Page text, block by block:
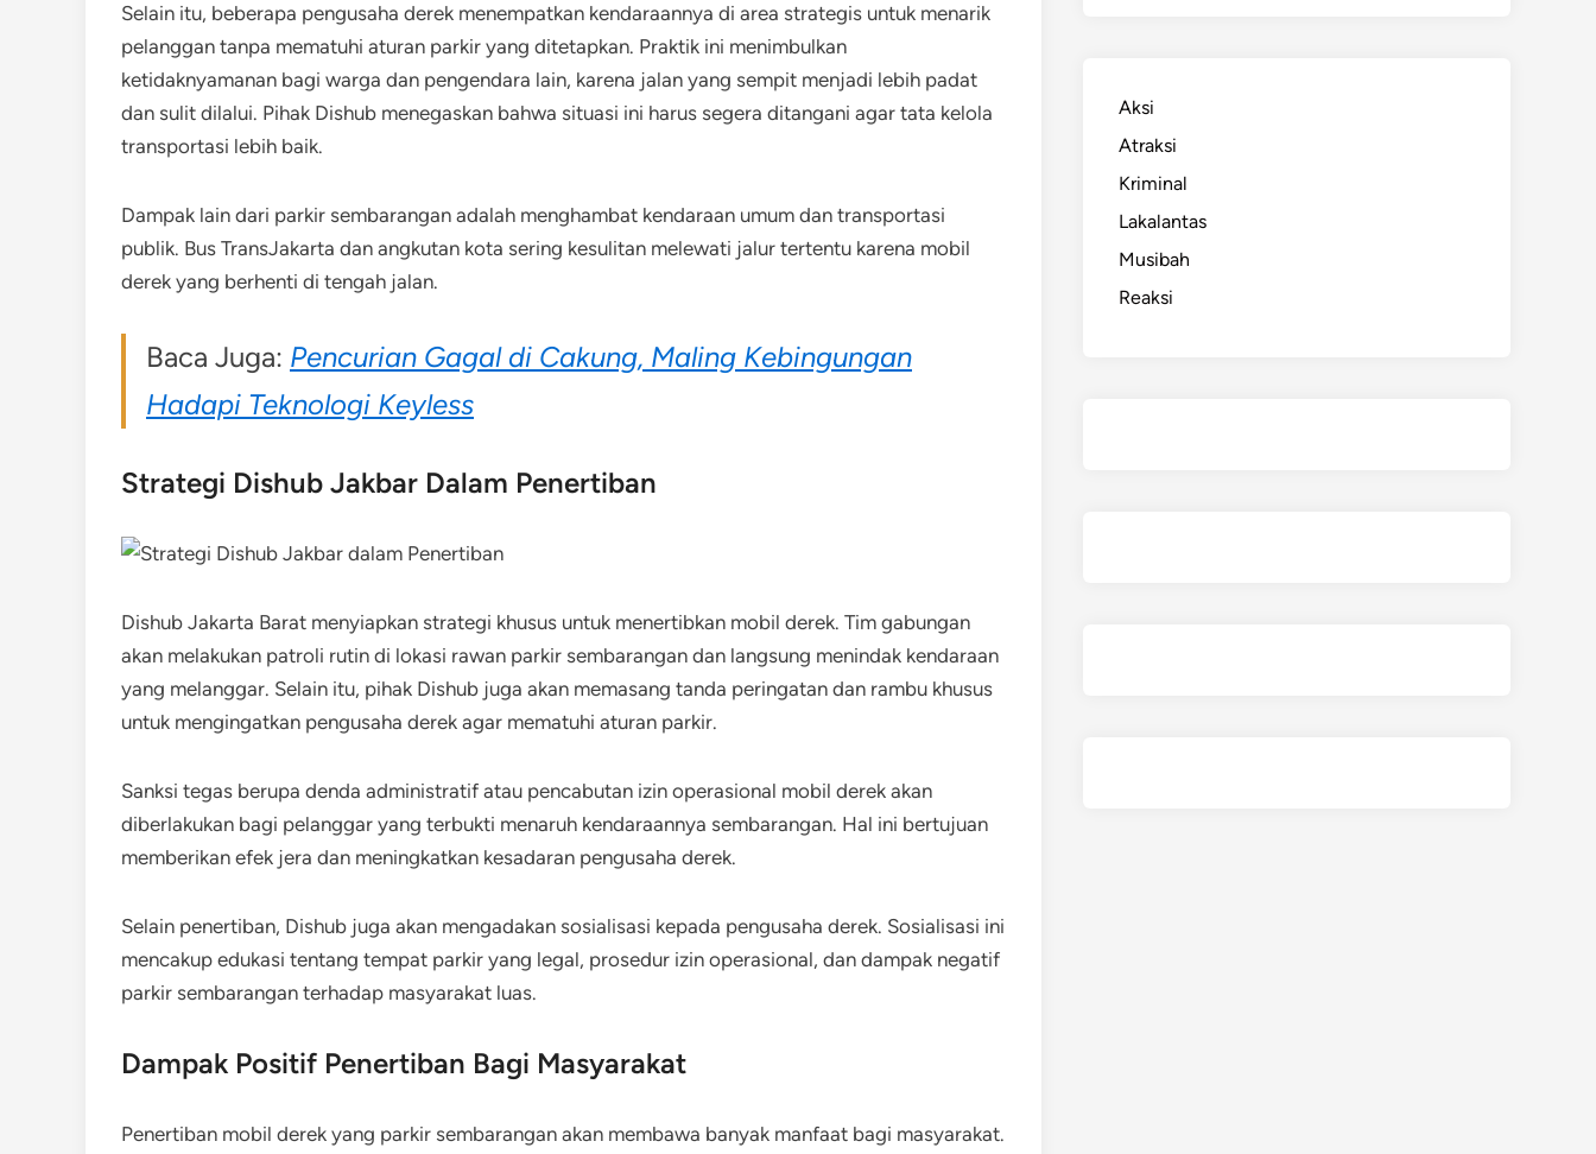
Selain itu, beberapa pengusaha derek menempatkan kendaraannya di area strategis untuk menarik
pelanggan tanpa mematuhi aturan parkir yang ditetapkan. Praktik ini menimbulkan
ketidaknyamanan bagi warga dan pengendara lain, karena jalan yang sempit menjadi lebih padat
dan sulit dilalui. Pihak Dishub menegaskan bahwa situasi ini harus segera ditangani agar tata kelola
transportasi lebih baik.
Dampak lain dari parkir sembarangan adalah menghambat kendaraan umum dan transportasi
publik. Bus TransJakarta dan angkutan kota sering kesulitan melewati jalur tertentu karena mobil
derek yang berhenti di tengah jalan.
Baca Juga: Pencurian Gagal di Cakung, Maling Kebingungan
Hadapi Teknologi Keyless
Strategi Dishub Jakbar Dalam Penertiban
Dishub Jakarta Barat menyiapkan strategi khusus untuk menertibkan mobil derek. Tim gabungan
akan melakukan patroli rutin di lokasi rawan parkir sembarangan dan langsung menindak kendaraan
yang melanggar. Selain itu, pihak Dishub juga akan memasang tanda peringatan dan rambu khusus
untuk mengingatkan pengusaha derek agar mematuhi aturan parkir.
Sanksi tegas berupa denda administratif atau pencabutan izin operasional mobil derek akan
diberlakukan bagi pelanggar yang terbukti menaruh kendaraannya sembarangan. Hal ini bertujuan
memberikan efek jera dan meningkatkan kesadaran pengusaha derek.
Selain penertiban, Dishub juga akan mengadakan sosialisasi kepada pengusaha derek. Sosialisasi ini
mencakup edukasi tentang tempat parkir yang legal, prosedur izin operasional, dan dampak negatif
parkir sembarangan terhadap masyarakat luas.
Dampak Positif Penertiban Bagi Masyarakat
Penertiban mobil derek yang parkir sembarangan akan membawa banyak manfaat bagi masyarakat.
Aksi
Atraksi
Kriminal
Lakalantas
Musibah
Reaksi